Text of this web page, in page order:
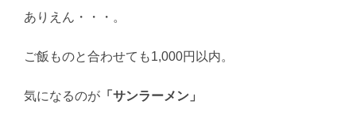
ありえん・・・。
ご飯ものと合わせても1,000円以内。
気になるのが 「サンラーメン」